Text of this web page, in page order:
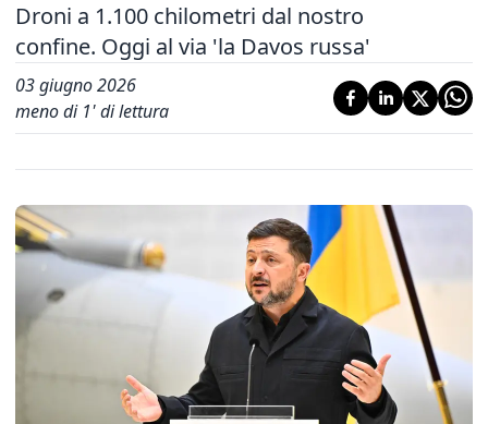
Droni a 1.100 chilometri dal nostro
confine. Oggi al via 'la Davos russa'
03 giugno 2026
meno di 1' di lettura